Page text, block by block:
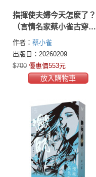
指揮使夫婦今天怎麼了？
（言情名家蔡小雀古穿歡
樂社畜之作套書）
作者： 蔡小雀
出版日：20260209
$700 優惠價553元
放入購物車